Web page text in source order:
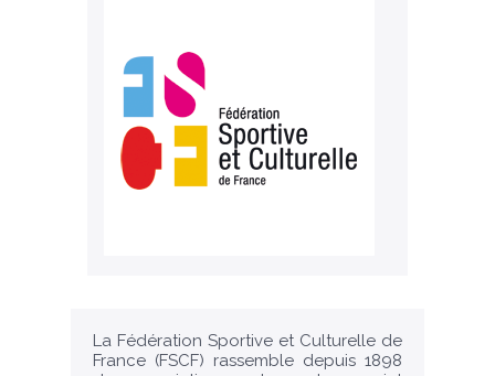
La Fédération Sportive et Culturelle de
France (FSCF) rassemble depuis 1898